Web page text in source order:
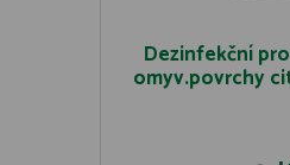
Dezinfekční
omyv.povrchy